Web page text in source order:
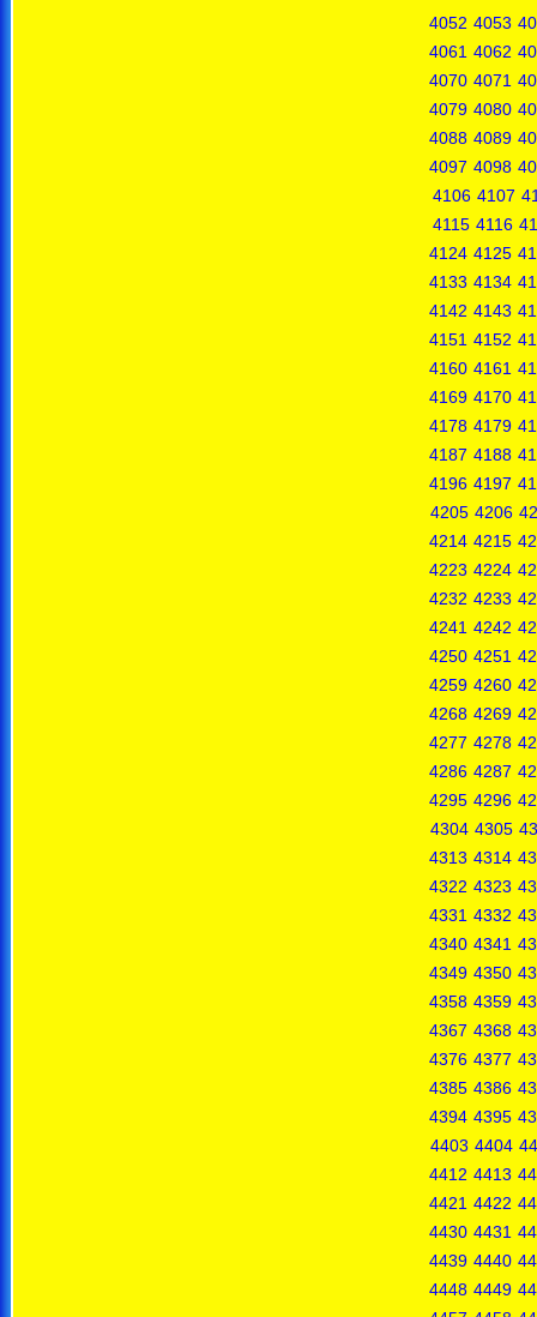
4052 4053
4061 4062
4070 4071
4079 4080
4088 4089
4097 4098
4106 4107
4115 4116
4124 4125
4133 4134
4142 4143
4151 4152
4160 4161
4169 4170
4178 4179
4187 4188
4196 4197
4205 4206
4214 4215
4223 4224
4232 4233
4241 4242
4250 4251
4259 4260
4268 4269
4277 4278
4286 4287
4295 4296
4304 4305
4313 4314
4322 4323
4331 4332
4340 4341
4349 4350
4358 4359
4367 4368
4376 4377
4385 4386
4394 4395
4403 4404
4412 4413
4421 4422
4430 4431
4439 4440
4448 4449